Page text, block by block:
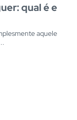
qual é e
aquele